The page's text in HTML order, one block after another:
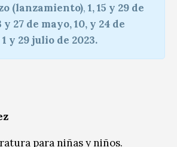
(lanzamiento), 1, 15 y 29 de
y 27 de mayo, 10, y 24 de
y 29 julio de 2023.
para niñas y niños.